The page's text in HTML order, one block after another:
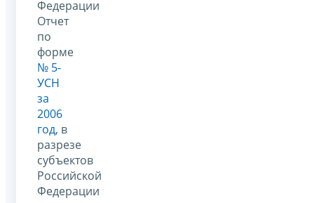
Федерации
Отчет
по
форме
№ 5-
УСН
за
2006
год, в
разрезе
субъектов
Российской
Федерации